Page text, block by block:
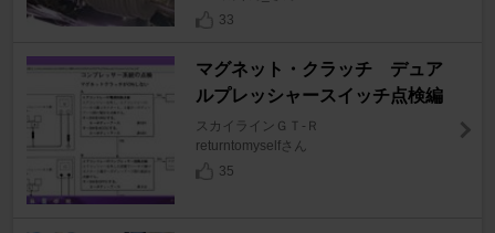
33
マグネット・クラッチ デュア
ルプレッシャースイッチ点検編
スカイラインＧＴ‐Ｒ
returntomyselfさん
35